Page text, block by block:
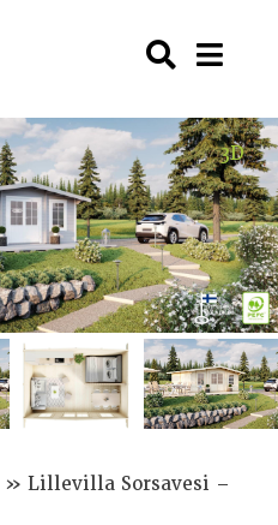
»Lillevilla Sorsavesi –
3D